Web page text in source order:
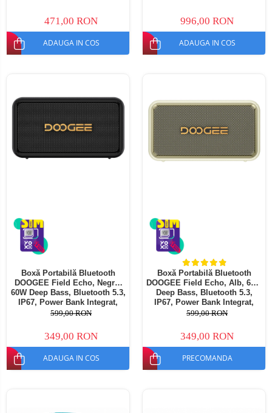
471,00 RON
ADAUGA IN COS
996,00 RON
ADAUGA IN COS
Boxă Portabilă Bluetooth
DOOGEE Field Echo, Negru,
60W Deep Bass, Bluetooth 5.3,
IP67, Power Bank Integrat,
TWS Stereo, USB, AUX, Card
599,00 RON
349,00 RON
ADAUGA IN COS
Boxă Portabilă Bluetooth
DOOGEE Field Echo, Alb, 60W
Deep Bass, Bluetooth 5.3,
IP67, Power Bank Integrat,
TWS Stereo, USB, AUX, Card
599,00 RON
349,00 RON
PRECOMANDA